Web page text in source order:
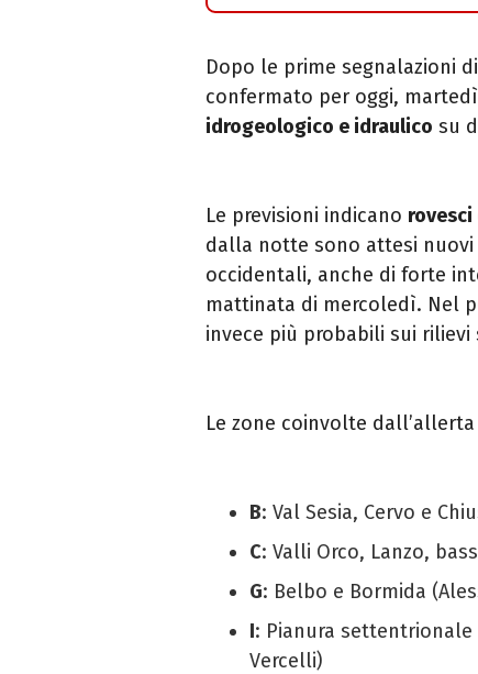
Dopo le prime segnalazioni
confermato per oggi,
idrogeologico e idraulico su
Le previsioni indicano
dalla notte sono attesi
occidentali, anche di forte
mattinata di mercoledì. Nel
invece più probabili sui
Le zone coinvolte
B: Val Sesia, Cervo e
C: Valli Orco, Lanzo,
G: Belbo e Bormida
I: Pianura settentrionale
Vercelli)